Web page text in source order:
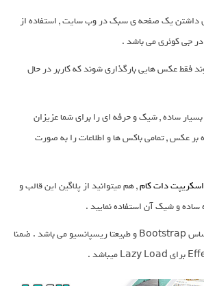
داشتن یک صفحه ی سبک در وب سایت , استفاده از
فقط عکس هایی بارگذاری شوند که کاربر در حال
ساده , شیک و حرفه ای را برای شما عزیزان
بر عکس , تمامی باکس ها و اطلاعات را به صورت
اسکریپت دات کام, هم میتوانید از پلاگین این قالب و
ساده و شیک آن استفاده نمایید .
پایه طراحی این قالب بر اساس Bootstrap و طبیعتا ریسپانسیو می باشد . ضمنا